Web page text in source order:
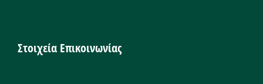
Στοιχεία Επικοινωνίας